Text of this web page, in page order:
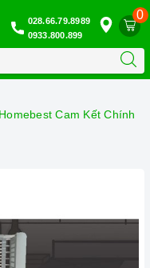
0
028.66.79.8989
0933.800.899
Cam Kết Chính